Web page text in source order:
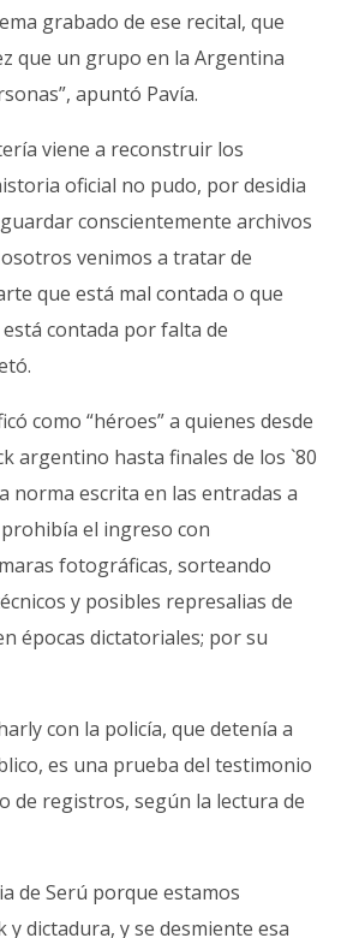
grabado de ese recital, que
que un grupo en la Argentina
apuntó Pavía.
viene a reconstruir los
oficial no pudo, por desidia
conscientemente archivos
venimos a tratar de
que está mal contada o que
contada por falta de
como “héroes” a quienes desde
argentino hasta finales de los `80
norma escrita en las entradas a
el ingreso con
fotográficas, sorteando
y posibles represalias de
épocas dictatoriales; por su
con la policía, que detenía a
es una prueba del testimonio
de registros, según la lectura de
de Serú porque estamos
y dictadura, y se desmiente esa